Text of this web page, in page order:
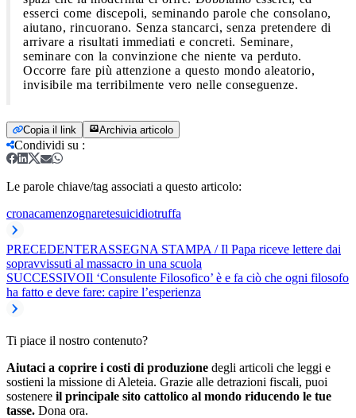
esserci come discepoli, seminando parole che consolano,
aiutano, rincuorano. Senza stancarci, senza pretendere di
arrivare a risultati immediati e concreti. Seminare,
seminare con la convinzione che niente va perduto.
Occorre fare più attenzione a questo mondo aleatorio,
invisibile ma terribilmente vero nelle conseguenze.
Copia il link Archivia articolo
Condividi su :
Le parole chiave/tag associati a questo articolo:
cronacamenzognaretesuicidiotruffa
PRECEDENTERASSEGNA STAMPA / Il Papa riceve lettere dai
sopravvissuti al massacro in una scuola
SUCCESSIVOIl ‘Consulente Filosofico’ è e fa ciò che ogni filosofo
ha fatto e deve fare: capire l’esperienza
Ti piace il nostro contenuto?
Aiutaci a coprire i costi di produzione degli articoli che leggi e
sostieni la missione di Aleteia. Grazie alle detrazioni fiscali, puoi
sostenere il principale sito cattolico al mondo riducendo le tue
tasse. Dona ora.